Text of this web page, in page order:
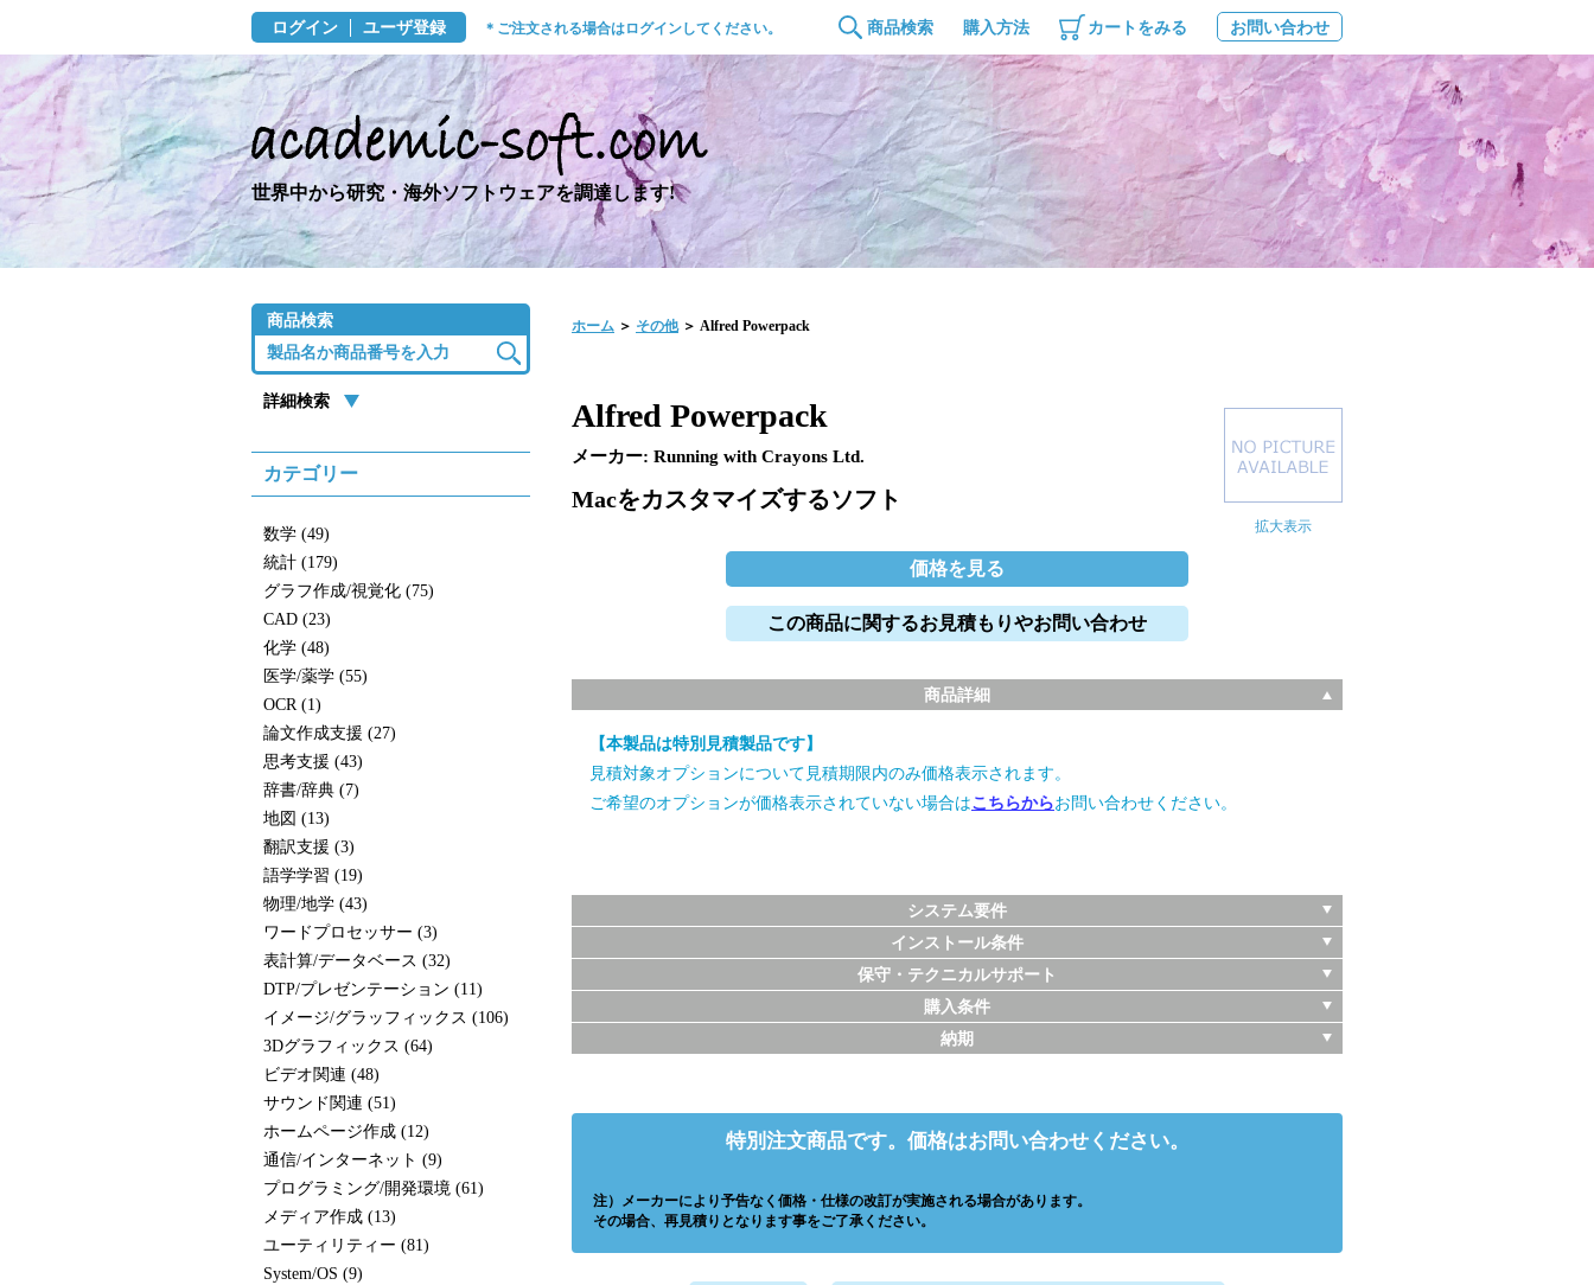
ログイン ユーザ登録 ＊ご注文される場合はログインしてください。 商品検索 購入方法 カートをみる お問い合わせ
世界中から研究・海外ソフトウェアを調達します!
商品検索
詳細検索
カテゴリー
数学 (49)
統計 (179)
グラフ作成/視覚化 (75)
CAD (23)
化学 (48)
医学/薬学 (55)
OCR (1)
論文作成支援 (27)
思考支援 (43)
辞書/辞典 (7)
地図 (13)
翻訳支援 (3)
語学学習 (19)
物理/地学 (43)
ワードプロセッサー (3)
表計算/データベース (32)
DTP/プレゼンテーション (11)
イメージ/グラッフィックス (106)
3Dグラフィックス (64)
ビデオ関連 (48)
サウンド関連 (51)
ホームページ作成 (12)
通信/インターネット (9)
プログラミング/開発環境 (61)
メディア作成 (13)
ユーティリティー (81)
System/OS (9)
ホーム ＞ その他＞ Alfred Powerpack
拡大表示
Alfred Powerpack
メーカー: Running with Crayons Ltd.
Macをカスタマイズするソフト
価格を見る
この商品に関するお見積もりやお問い合わせ
商品詳細
【本製品は特別見積製品です】
見積対象オプションについて見積期限内のみ価格表示されます。
ご希望のオプションが価格表示されていない場合はこちらからお問い合わせください。
システム要件
インストール条件
保守・テクニカルサポート
購入条件
納期
特別注文商品です。価格はお問い合わせください。
注）メーカーにより予告なく価格・仕様の改訂が実施される場合があります。
その場合、再見積りとなります事をご了承ください。